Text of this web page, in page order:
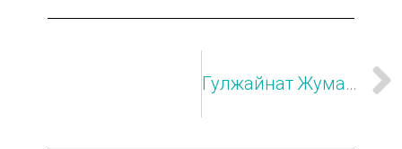
Гулжайнат Жумагалиева